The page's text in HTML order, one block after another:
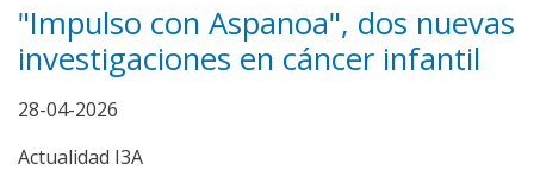
"Impulso con Aspanoa", dos nuevas
investigaciones en cáncer infantil
28-04-2026
Actualidad I3A